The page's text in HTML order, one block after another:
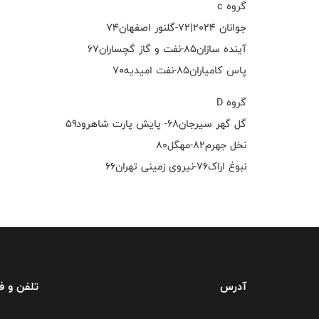
گروه c
جوانان ۲۰۲۴|۷۲-گلنور اصفهان۷۴
آینده سازان۸۵-نفت و گاز گچساران۶۷
پاس کامیاران۸۵-نفت امیدیه۷۰
گروه D
گل گهر سیرجان۶۸- پایش پارت شاهرود۵۹
نخل جهرم۸۲-مهگل۸۰
نبوغ اراک۷۶-نیروی زمینی تهران۶۶
آدرس تلفن